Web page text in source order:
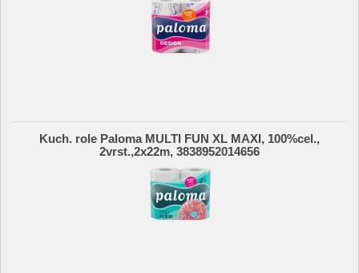
Kuch. role Paloma MULTI FUN XL MAXI, 100%cel.,
2vrst.,2x22m, 3838952014656